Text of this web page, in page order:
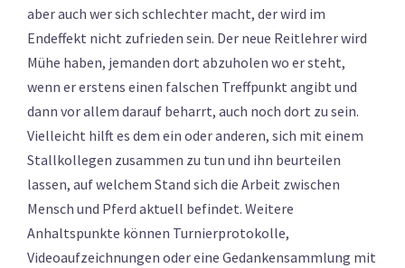
aber auch wer sich schlechter macht, der wird im
Endeffekt nicht zufrieden sein. Der neue Reitlehrer wird
Mühe haben, jemanden dort abzuholen wo er steht,
wenn er erstens einen falschen Treffpunkt angibt und
dann vor allem darauf beharrt, auch noch dort zu sein.
Vielleicht hilft es dem ein oder anderen, sich mit einem
Stallkollegen zusammen zu tun und ihn beurteilen
lassen, auf welchem Stand sich die Arbeit zwischen
Mensch und Pferd aktuell befindet. Weitere
Anhaltspunkte können Turnierprotokolle,
Videoaufzeichnungen oder eine Gedankensammlung mit